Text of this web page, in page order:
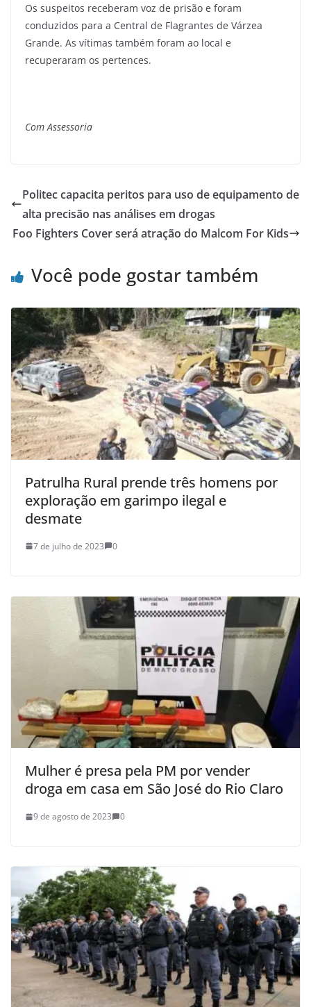
Os suspeitos receberam voz de prisão e foram
conduzidos para a Central de Flagrantes de Várzea
Grande. As vítimas também foram ao local e
recuperaram os pertences.
Com Assessoria
Politec capacita peritos para uso de equipamento de
alta precisão nas análises em drogas
Foo Fighters Cover será atração do Malcom For Kids
Você pode gostar também
Patrulha Rural prende três homens por
exploração em garimpo ilegal e
desmate
7 de julho de 2023 0
Mulher é presa pela PM por vender
droga em casa em São José do Rio Claro
9 de agosto de 2023 0